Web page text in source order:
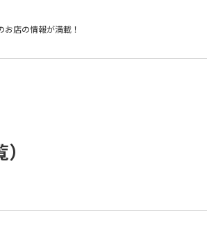
お店の情報が満載！